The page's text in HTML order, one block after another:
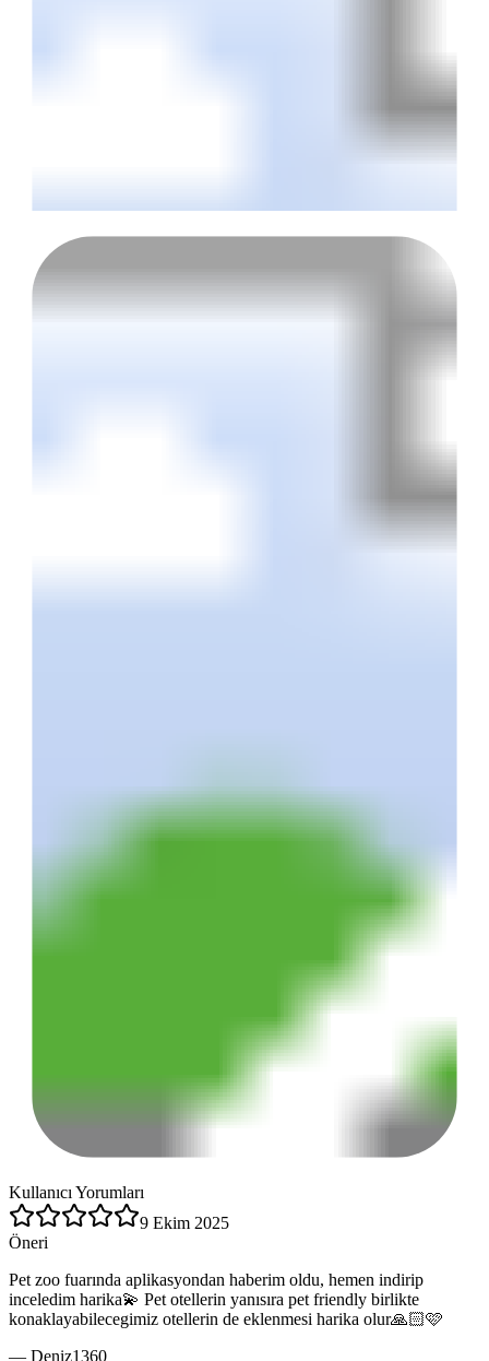
Kullanıcı Yorumları
9 Ekim 2025
Öneri
Pet zoo fuarında aplikasyondan haberim oldu, hemen indirip
inceledim harika💫 Pet otellerin yanısıra pet friendly birlikte
konaklayabilecegimiz otellerin de eklenmesi harika olur🙏🏻🩷
— Deniz1360